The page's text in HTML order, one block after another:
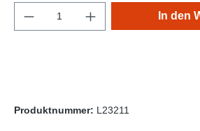
Produkt Anzahl: Gib den
In den
Produktnummer: L23211